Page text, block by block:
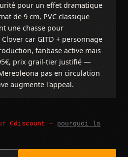
pour un effet dramatique
de 9 cm, PVC classique
une chasse pour
car GITD + personnage
fanbase active mais
prix grail-tier justifié —
pas en circulation
augmente l'appeal.
Cdiscount — pourquoi la